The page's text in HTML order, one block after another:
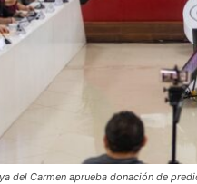
del Carmen aprueba donación de